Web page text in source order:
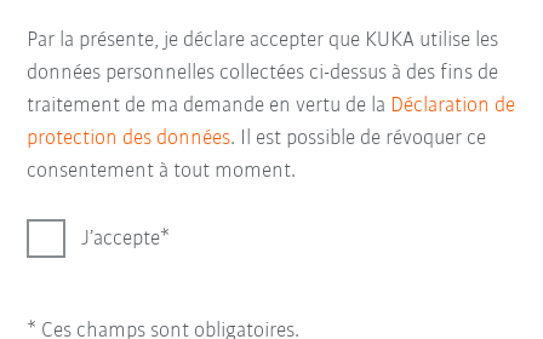
Par la présente, je déclare accepter que KUKA utilise les
données personnelles collectées ci-dessus à des fins de
traitement de ma demande en vertu de la Déclaration de
protection des données. Il est possible de révoquer ce
consentement à tout moment.
J’accepte
* Ces champs sont obligatoires.